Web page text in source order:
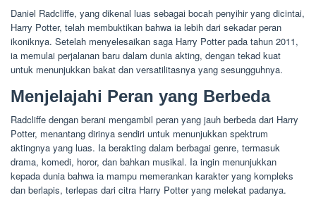
Daniel Radcliffe, yang dikenal luas sebagai bocah penyihir yang dicintai,
Harry Potter, telah membuktikan bahwa ia lebih dari sekadar peran
ikoniknya. Setelah menyelesaikan saga Harry Potter pada tahun 2011,
ia memulai perjalanan baru dalam dunia akting, dengan tekad kuat
untuk menunjukkan bakat dan versatilitasnya yang sesungguhnya.
Menjelajahi Peran yang Berbeda
Radcliffe dengan berani mengambil peran yang jauh berbeda dari Harry
Potter, menantang dirinya sendiri untuk menunjukkan spektrum
aktingnya yang luas. Ia berakting dalam berbagai genre, termasuk
drama, komedi, horor, dan bahkan musikal. Ia ingin menunjukkan
kepada dunia bahwa ia mampu memerankan karakter yang kompleks
dan berlapis, terlepas dari citra Harry Potter yang melekat padanya.